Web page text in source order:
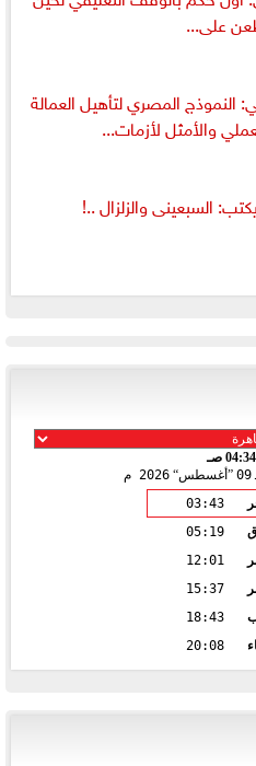
على...
النموذج المصري لتأهيل العمالة
والأمثل لأزمات...
السبعينى والزلزال ..!
04:34 صـ
09 أغسطس 2026 م
03:43
05:19
12:01
15:37
18:43
20:08